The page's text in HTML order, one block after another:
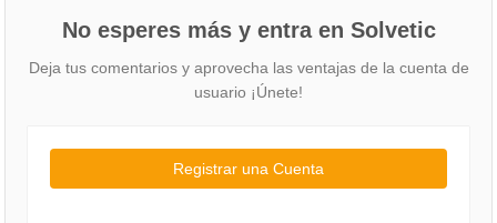
No esperes más y entra en Solvetic
Deja tus comentarios y aprovecha las ventajas de la cuenta de
usuario ¡Únete!
Registrar una Cuenta